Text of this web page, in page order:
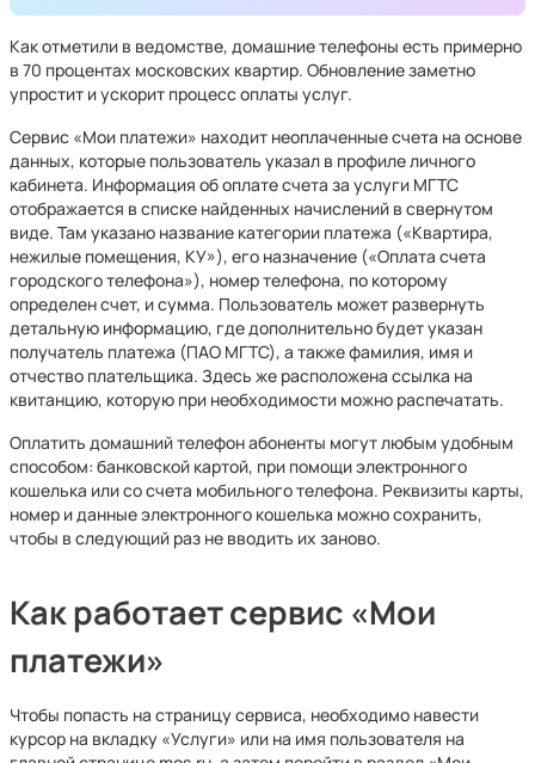
Как отметили в ведомстве, домашние телефоны есть примерно
в 70 процентах московских квартир. Обновление заметно
упростит и ускорит процесс оплаты услуг.
Сервис «Мои платежи» находит неоплаченные счета на основе
данных, которые пользователь указал в профиле личного
кабинета. Информация об оплате счета за услуги МГТС
отображается в списке найденных начислений в свернутом
виде. Там указано название категории платежа («Квартира,
нежилые помещения, КУ»), его назначение («Оплата счета
городского телефона»), номер телефона, по которому
определен счет, и сумма. Пользователь может развернуть
детальную информацию, где дополнительно будет указан
получатель платежа (ПАО МГТС), а также фамилия, имя и
отчество плательщика. Здесь же расположена ссылка на
квитанцию, которую при необходимости можно распечатать.
Оплатить домашний телефон абоненты могут любым удобным
способом: банковской картой, при помощи электронного
кошелька или со счета мобильного телефона. Реквизиты карты,
номер и данные электронного кошелька можно сохранить,
чтобы в следующий раз не вводить их заново.
Как работает сервис «Мои
платежи»
Чтобы попасть на страницу сервиса, необходимо навести
курсор на вкладку «Услуги» или на имя пользователя на